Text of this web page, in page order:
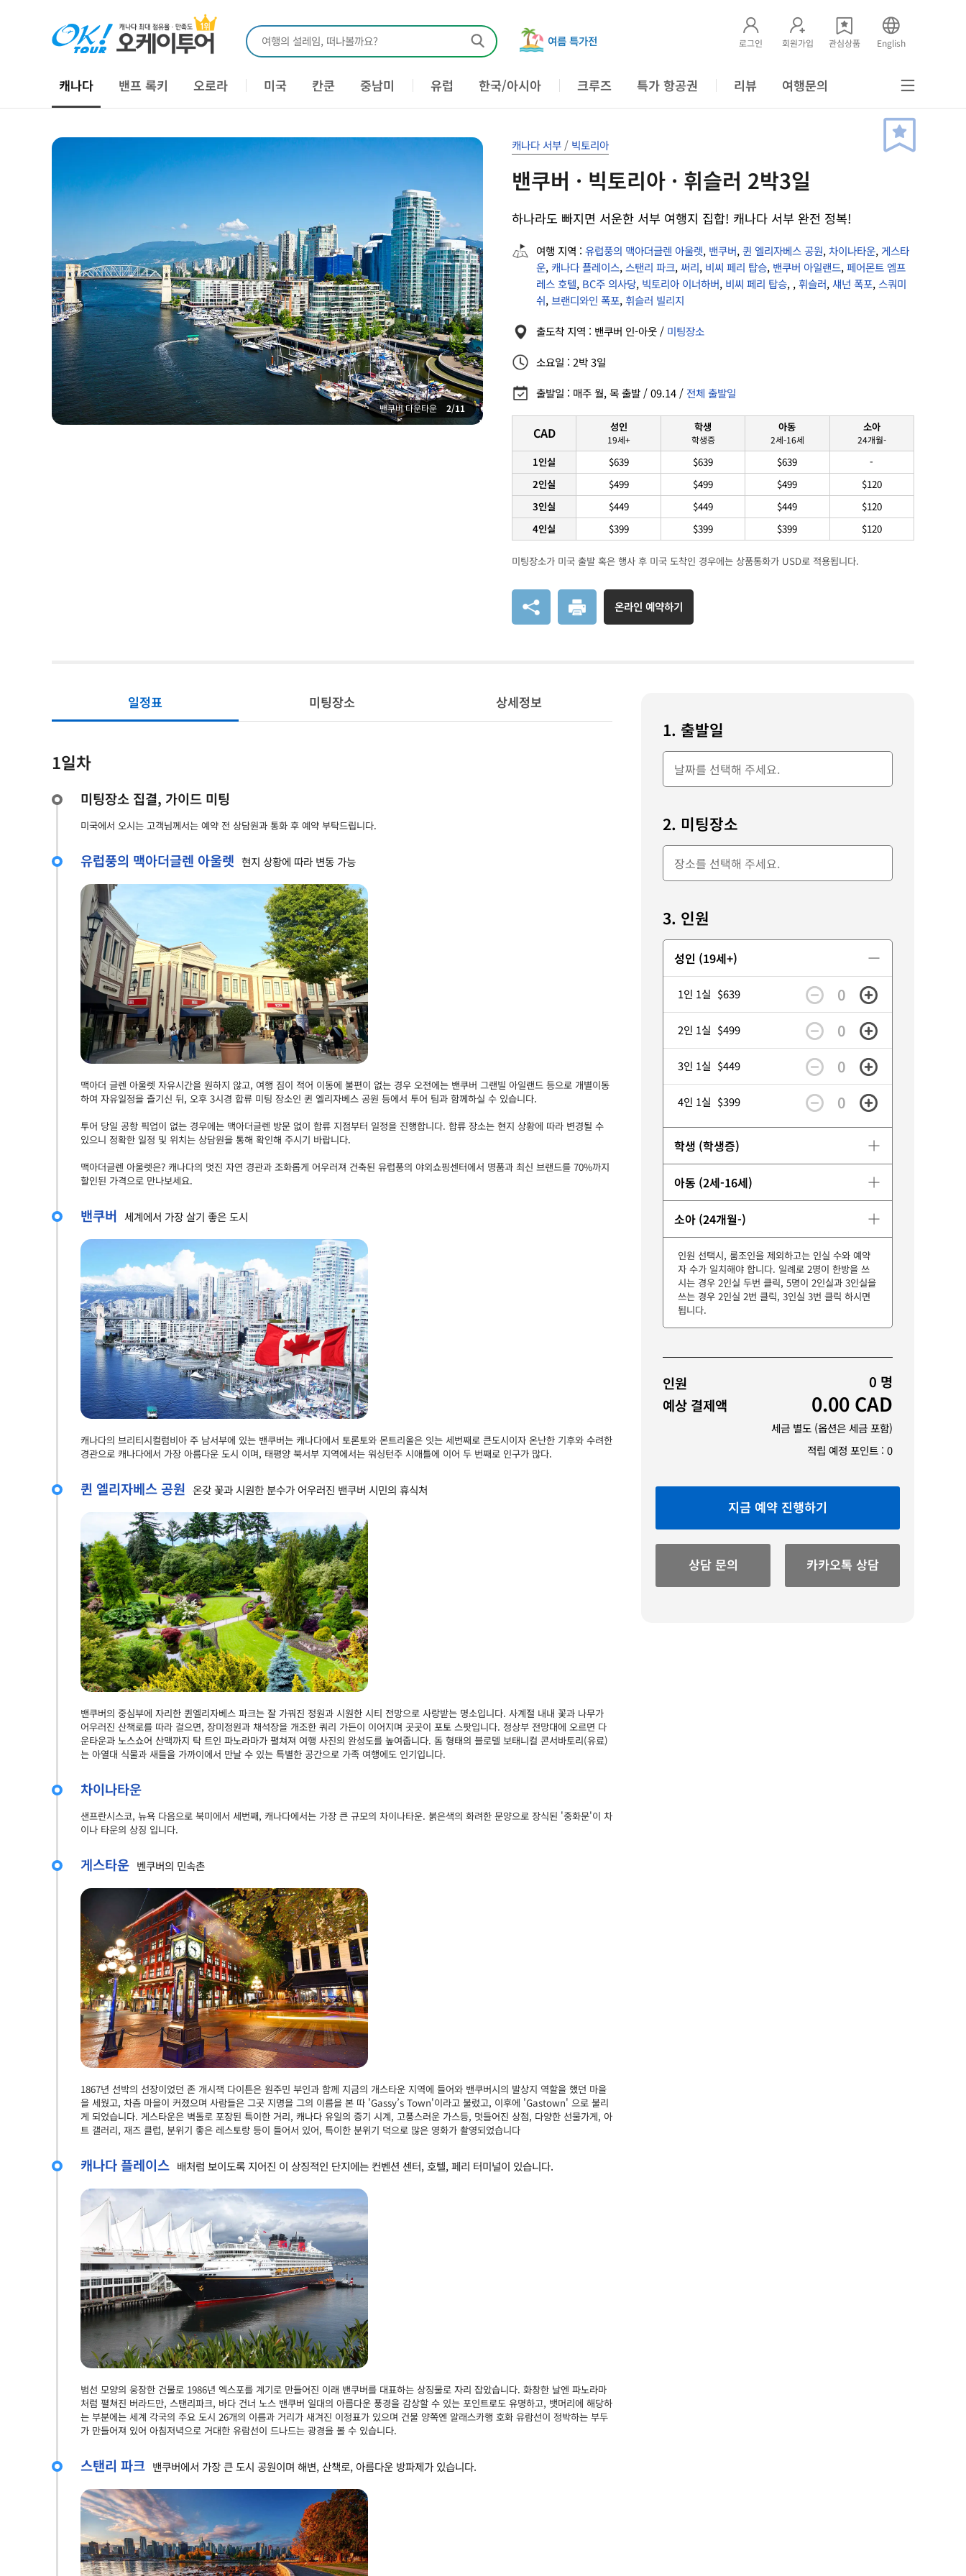
여행의 설레임, 떠나볼까요? 여름 특가전 로그인 회원가입 관심상품 English
캐나다 밴프 록키 오로라 미국 칸쿤 중남미 유럽 한국/아시아 크루즈 특가 항공권 리뷰 여행문의
밴쿠버 다운타운 2/11
캐나다 서부 / 빅토리아
밴쿠버 · 빅토리아 · 휘슬러 2박3일
하나라도 빠지면 서운한 서부 여행지 집합! 캐나다 서부 완전 정복!
여행 지역 : 유럽풍의 맥아더글렌 아울렛, 밴쿠버, 퀸 엘리자베스 공원, 차이나타운, 게스타
운, 캐나다 플레이스, 스탠리 파크, 써리, 비씨 페리 탑승, 밴쿠버 아일랜드, 페어몬트 엠프
레스 호텔, BC주 의사당, 빅토리아 이너하버, 비씨 페리 탑승, , 휘슬러, 섀넌 폭포, 스쿼미
쉬, 브랜디와인 폭포, 휘슬러 빌리지
출도착 지역 : 밴쿠버 인-아웃 / 미팅장소
소요일 : 2박 3일
출발일 : 매주 월, 목 출발 / 09.14 / 전체 출발일
CAD
1인실
2인실
3인실
4인실
성인
19세+
$639
$499
$449
$399
학생
학생증
$639
$499
$449
$399
아동
2세-16세
$639
$499
$449
$399
소아
24개월-
-
$120
$120
$120
미팅장소가 미국 출발 혹은 행사 후 미국 도착인 경우에는 상품통화가 USD로 적용됩니다.
온라인 예약하기
일정표 미팅장소 상세정보
1일차
미팅장소 집결, 가이드 미팅
미국에서 오시는 고객님께서는 예약 전 상담원과 통화 후 예약 부탁드립니다.
유럽풍의 맥아더글렌 아울렛 현지 상황에 따라 변동 가능
맥아더 글렌 아울렛 자유시간을 원하지 않고, 여행 짐이 적어 이동에 불편이 없는 경우 오전에는 밴쿠버 그랜빌 아일랜드 등으로 개별이동
하여 자유일정을 즐기신 뒤, 오후 3시경 합류 미팅 장소인 퀸 엘리자베스 공원 등에서 투어 팀과 함께하실 수 있습니다.
투어 당일 공항 픽업이 없는 경우에는 맥아더글렌 방문 없이 합류 지점부터 일정을 진행합니다. 합류 장소는 현지 상황에 따라 변경될 수
있으니 정확한 일정 및 위치는 상담원을 통해 확인해 주시기 바랍니다.
맥아더글렌 아울렛은? 캐나다의 멋진 자연 경관과 조화롭게 어우러져 건축된 유럽풍의 야외쇼핑센터에서 명품과 최신 브랜드를 70%까지
할인된 가격으로 만나보세요.
밴쿠버 세계에서 가장 살기 좋은 도시
캐나다의 브리티시컬럼비아 주 남서부에 있는 밴쿠버는 캐나다에서 토론토와 몬트리올은 잇는 세번째로 큰도시이자 온난한 기후와 수려한
경관으로 캐나다에서 가장 아름다운 도시 이며, 태평양 북서부 지역에서는 워싱턴주 시애틀에 이어 두 번째로 인구가 많다.
퀸 엘리자베스 공원 온갖 꽃과 시원한 분수가 어우러진 밴쿠버 시민의 휴식처
밴쿠버의 중심부에 자리한 퀸엘리자베스 파크는 잘 가꿔진 정원과 시원한 시티 전망으로 사랑받는 명소입니다. 사계절 내내 꽃과 나무가
어우러진 산책로를 따라 걸으면, 장미정원과 채석장을 개조한 쿼리 가든이 이어지며 곳곳이 포토 스팟입니다. 정상부 전망대에 오르면 다
운타운과 노스쇼어 산맥까지 탁 트인 파노라마가 펼쳐져 여행 사진의 완성도를 높여줍니다. 돔 형태의 블로델 보태니컬 콘서바토리(유료)
는 아열대 식물과 새들을 가까이에서 만날 수 있는 특별한 공간으로 가족 여행에도 인기입니다.
차이나타운
샌프란시스코, 뉴욕 다음으로 북미에서 세번째, 캐나다에서는 가장 큰 규모의 차이나타운. 붉은색의 화려한 문양으로 장식된 '중화문'이 차
이나 타운의 상징 입니다.
게스타운 벤쿠버의 민속촌
1867년 선박의 선장이었던 존 개시잭 다이튼은 원주민 부인과 함께 지금의 개스타운 지역에 들어와 밴쿠버시의 발상지 역할을 했던 마을
을 세웠고, 차츰 마을이 커졌으며 사람들은 그곳 지명을 그의 이름을 본 따 'Gassy’s Town'이라고 불렀고, 이후에 'Gastown' 으로 불리
게 되었습니다. 게스타운은 벽돌로 포장된 특이한 거리, 캐나다 유일의 증기 시계, 고풍스러운 가스등, 멋들어진 상점, 다양한 선물가게, 아
트 갤러리, 재즈 클럽, 분위기 좋은 레스토랑 등이 들어서 있어, 특이한 분위기 덕으로 많은 영화가 촬영되었습니다
캐나다 플레이스 배처럼 보이도록 지어진 이 상징적인 단지에는 컨벤션 센터, 호텔, 페리 터미널이 있습니다.
범선 모양의 웅장한 건물로 1986년 엑스포를 계기로 만들어진 이래 밴쿠버를 대표하는 상징물로 자리 잡았습니다. 화창한 날엔 파노라마
처럼 펼쳐진 버라드만, 스탠리파크, 바다 건너 노스 밴쿠버 일대의 아름다운 풍경을 감상할 수 있는 포인트로도 유명하고, 뱃머리에 해당하
는 부분에는 세계 각국의 주요 도시 26개의 이름과 거리가 새겨진 이정표가 있으며 건물 양쪽엔 알래스카행 호화 유람선이 정박하는 부두
가 만들어져 있어 아침저녁으로 거대한 유람선이 드나드는 광경을 볼 수 있습니다.
스탠리 파크 밴쿠버에서 가장 큰 도시 공원이며 해변, 산책로, 아름다운 방파제가 있습니다.
1. 출발일
2. 미팅장소
3. 인원
성인 (19세+)
1인 1실 $639 0
2인 1실 $499 0
3인 1실 $449 0
4인 1실 $399 0
학생 (학생증)
아동 (2세-16세)
소아 (24개월-)
인원 선택시, 룸조인을 제외하고는 인실 수와 예약
자 수가 일치해야 합니다. 일례로 2명이 한방을 쓰
시는 경우 2인실 두번 클릭, 5명이 2인실과 3인실을
쓰는 경우 2인실 2번 클릭, 3인실 3번 클릭 하시면
됩니다.
0 명
인원
0.00 CAD
예상 결제액
세금 별도 (옵션은 세금 포함)
적립 예정 포인트 : 0
지금 예약 진행하기
상담 문의 카카오톡 상담